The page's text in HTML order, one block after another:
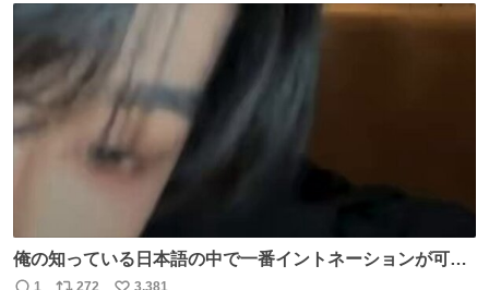
俺の知っている日本語の中で一番イントネーションが可愛
い 1 272
3,381